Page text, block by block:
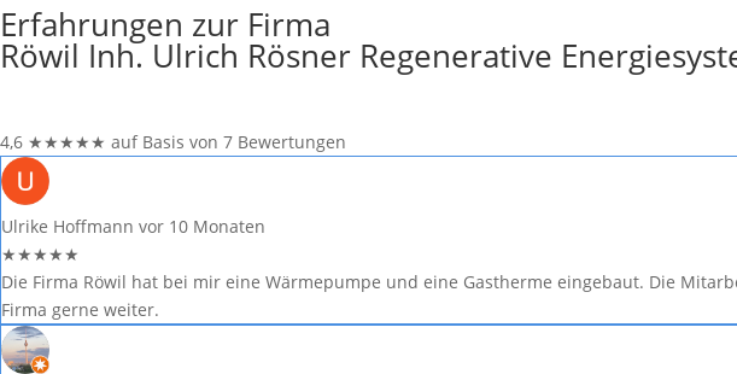
Erfahrungen zur Firma
Röwil Inh. Ulrich Rösner Regenerative
4,6 ★★★★★ auf Basis von 7 Bewertungen
Ulrike Hoffmann vor 10 Monaten
★★★★★
Die Firma Röwil hat bei mir eine Wärmepumpe und eine Gastherme eingebaut. Die
Firma gerne weiter.